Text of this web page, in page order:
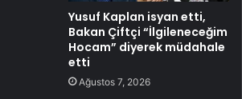
Yusuf Kaplan isyan etti,
Bakan Çiftçi “İlgileneceğim
Hocam” diyerek müdahale
etti
Ağustos 7, 2026